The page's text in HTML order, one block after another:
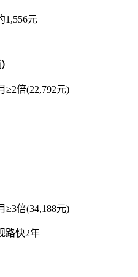
1,556元
≥2倍(22,792元)
≥3倍(34,188元)
路快2年